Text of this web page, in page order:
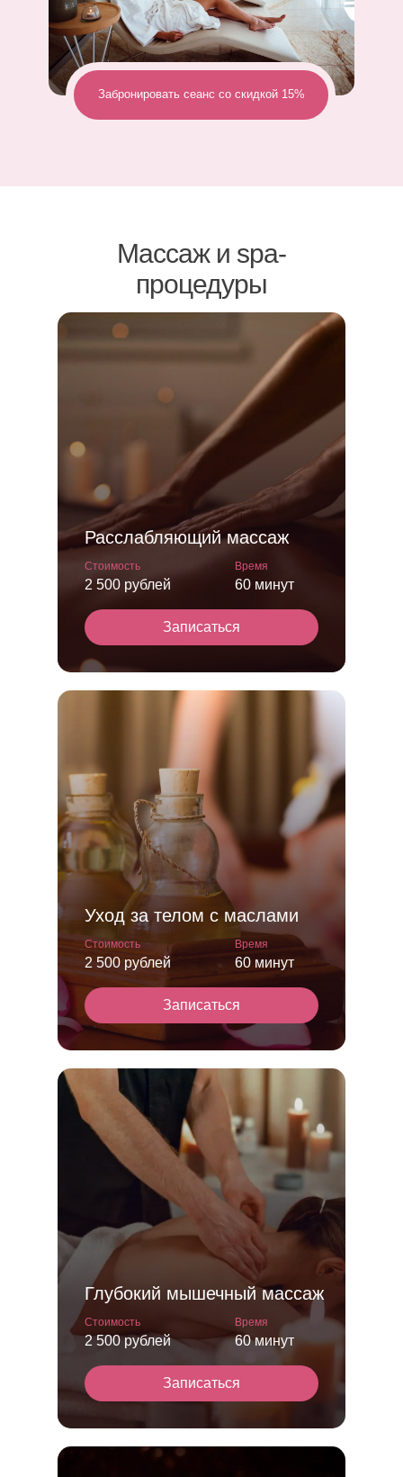
Забронировать сеанс со скидкой 15%
Массаж и spa-
процедуры
Время
60 минут
Стоимость
Расслабляющий массаж
2 500 рублей
Записаться
Время
60 минут
Стоимость
Уход за телом с маслами
2 500 рублей
Записаться
Время
60 минут
Стоимость
Глубокий мышечный массаж
2 500 рублей
Записаться